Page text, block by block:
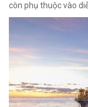
còn phụ thuộc vào